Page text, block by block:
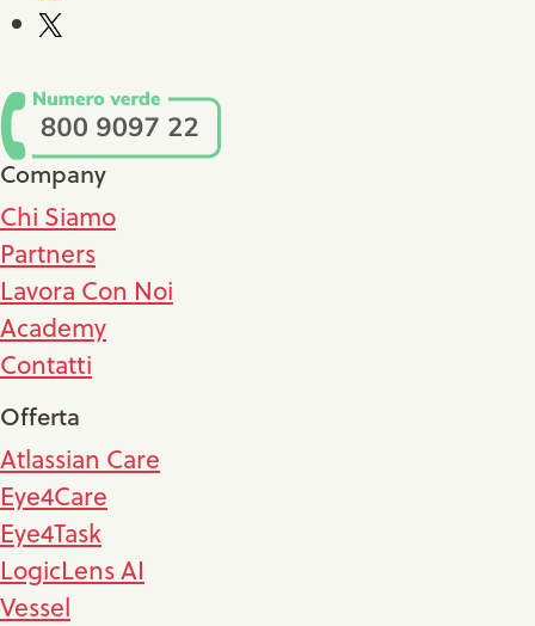
Company
Chi Siamo
Partners
Lavora Con Noi
Academy
Contatti
Offerta
Atlassian Care
Eye4Care
Eye4Task
LogicLens AI
Vessel